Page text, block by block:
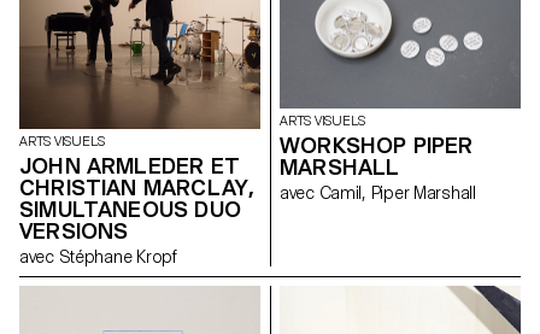
depuis témoigne de la variété
des démarches artistiques
contemporaines. John M
Armleder, Pierre Charpin,
Constance Guisset, Fabrice
Gygi, Alex Hanimann, David
Hominal, Helen Marten, Karim
Noureldin, Mai-Thu Perret, et
Olivier Saudan évoquent ainsi le
déplacement de leurs intérêts
dans le domaine imprimé et
démontrent les ressources
graphiques de l’image
multipliée.
ARTS VISUELS
JOHN ARMLEDER ET
CHRISTIAN MARCLAY,
SIMULTANEOUS DUO
VERSIONS
avec Stéphane Kropf
ARTS VISUELS
WORKSHOP PIPER
MARSHALL
avec Camil, Piper Marshall